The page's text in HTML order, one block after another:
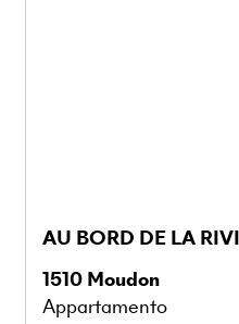
1510 Moudon
Appartamento